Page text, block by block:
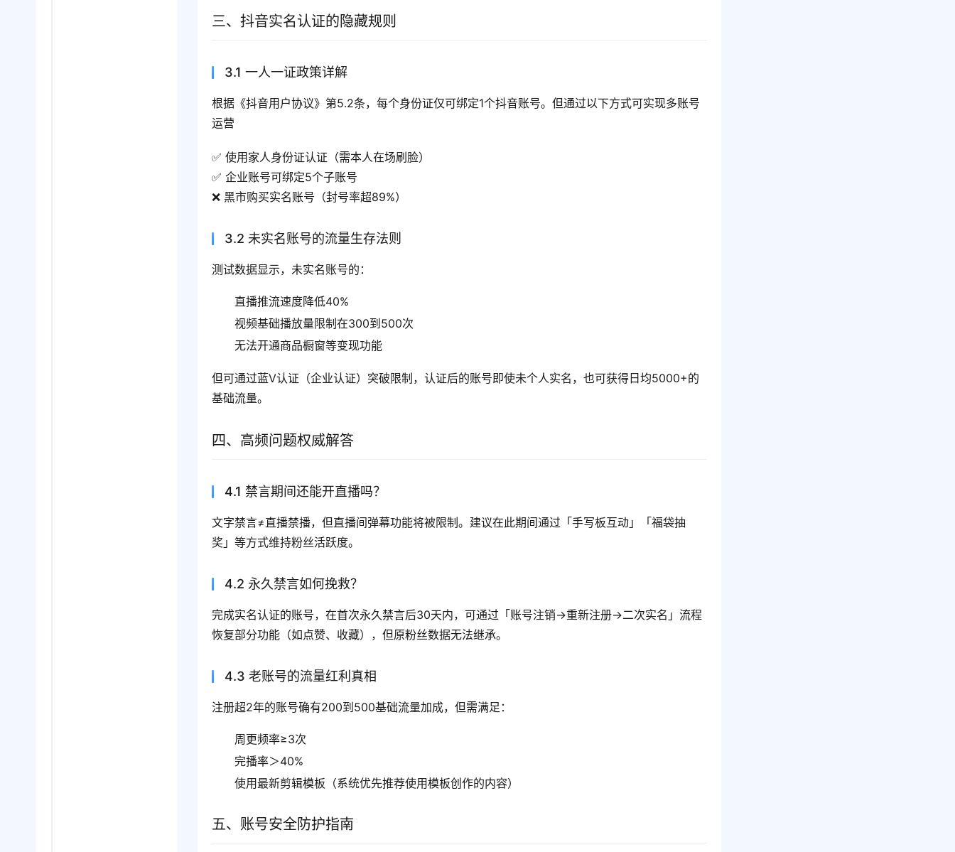
三、抖音实名认证的隐藏规则
3.1 一人一证政策详解
根据《抖音用户协议》第5.2条，每个身份证仅可绑定1个抖音账号。但通过以下方式可实现多账号
运营
✅ 使用家人身份证认证（需本人在场刷脸）
✅ 企业账号可绑定5个子账号
❌ 黑市购买实名账号（封号率超89%）
3.2 未实名账号的流量生存法则
测试数据显示，未实名账号的：
直播推流速度降低40%
视频基础播放量限制在300到500次
无法开通商品橱窗等变现功能
但可通过蓝V认证（企业认证）突破限制，认证后的账号即使未个人实名，也可获得日均5000+的
基础流量。
四、高频问题权威解答
4.1 禁言期间还能开直播吗？
文字禁言≠直播禁播，但直播间弹幕功能将被限制。建议在此期间通过「手写板互动」「福袋抽
奖」等方式维持粉丝活跃度。
4.2 永久禁言如何挽救？
完成实名认证的账号，在首次永久禁言后30天内，可通过「账号注销→重新注册→二次实名」流程
恢复部分功能（如点赞、收藏），但原粉丝数据无法继承。
4.3 老账号的流量红利真相
注册超2年的账号确有200到500基础流量加成，但需满足：
周更频率≥3次
完播率＞40%
使用最新剪辑模板（系统优先推荐使用模板创作的内容）
五、账号安全防护指南